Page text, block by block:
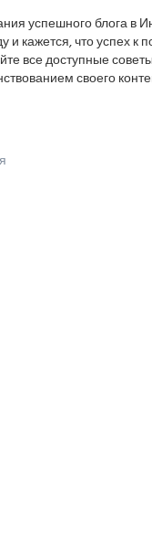
успешного блога в
и кажется, что успех
все доступные
своего